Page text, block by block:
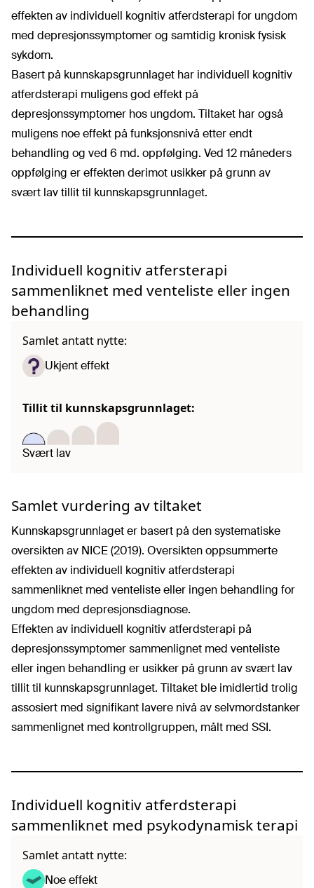
effekten av individuell kognitiv atferdsterapi for ungdom
med depresjonssymptomer og samtidig kronisk fysisk
sykdom.
Basert på kunnskapsgrunnlaget har individuell kognitiv
atferdsterapi muligens god effekt på
depresjonssymptomer hos ungdom. Tiltaket har også
muligens noe effekt på funksjonsnivå etter endt
behandling og ved 6 md. oppfølging. Ved 12 måneders
oppfølging er effekten derimot usikker på grunn av
svært lav tillit til kunnskapsgrunnlaget.
Individuell kognitiv atfersterapi
sammenliknet med venteliste eller ingen
behandling
Samlet antatt nytte:
Ukjent effekt
Tillit til kunnskapsgrunnlaget:
Svært lav
Samlet vurdering av tiltaket
Kunnskapsgrunnlaget er basert på den systematiske
oversikten av NICE (2019). Oversikten oppsummerte
effekten av individuell kognitiv atferdsterapi
sammenliknet med venteliste eller ingen behandling for
ungdom med depresjonsdiagnose.
Effekten av individuell kognitiv atferdsterapi på
depresjonssymptomer sammenlignet med venteliste
eller ingen behandling er usikker på grunn av svært lav
tillit til kunnskapsgrunnlaget. Tiltaket ble imidlertid trolig
assosiert med signifikant lavere nivå av selvmordstanker
sammenlignet med kontrollgruppen, målt med SSI.
Individuell kognitiv atferdsterapi
sammenliknet med psykodynamisk terapi
Samlet antatt nytte:
Noe effekt